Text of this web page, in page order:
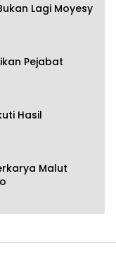
Lagi Moyesy
Pejabat
Hasil
Malut